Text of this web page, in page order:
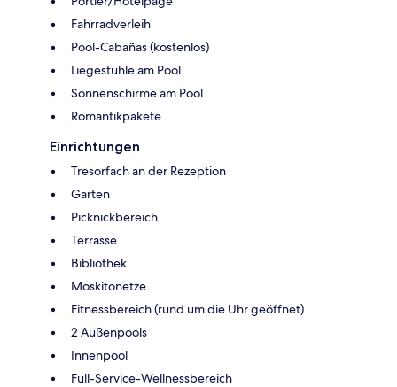
Fahrradverleih
Pool-Cabañas (kostenlos)
Liegestühle am Pool
Sonnenschirme am Pool
Romantikpakete
Einrichtungen
Tresorfach an der Rezeption
Garten
Picknickbereich
Terrasse
Bibliothek
Moskitonetze
Fitnessbereich (rund um die Uhr geöffnet)
2 Außenpools
Innenpool
Full-Service-Wellnessbereich